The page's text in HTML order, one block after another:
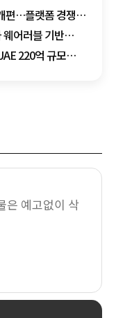
편…플랫폼 경쟁력
어러블 기반
220억 규모